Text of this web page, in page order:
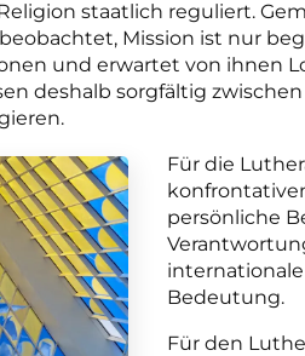
staatlich reguliert.
Mission ist nur
und erwartet von ihnen
deshalb sorgfältig
Für die
persönliche
Bedeutung.
Für den